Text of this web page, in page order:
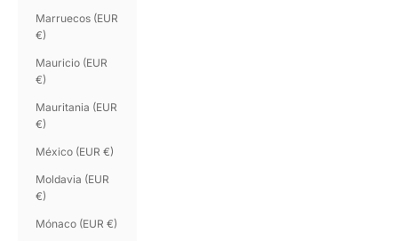
Marruecos (EUR
€)
Mauricio (EUR
€)
Mauritania (EUR
€)
México (EUR €)
Moldavia (EUR
€)
Mónaco (EUR €)